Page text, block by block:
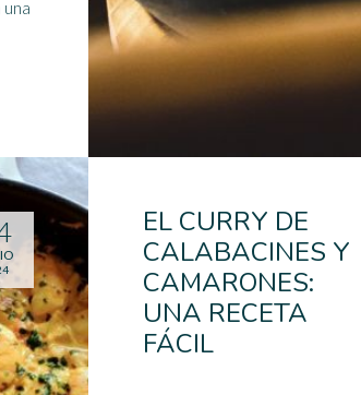
EL CURRY DE
CALABACINES Y
CAMARONES:
UNA RECETA
FÁCIL